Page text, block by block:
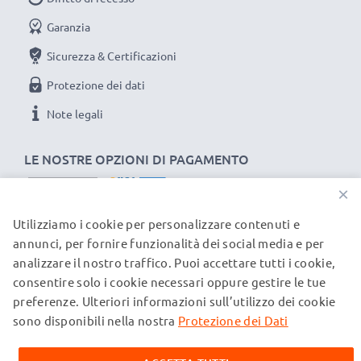
LE NOSTRE OPZIONI DI PAGAMENTO
Garanzia
Sicurezza & Certificazioni
Protezione dei dati
Note legali
I NOSTRI PARTNER DI SPEDIZIONE
© subtel.ch 2026
Tutti i prezzi sono comprensivi di IVA e al netto dei costi di
spedizione. Si prega di notare che tutti i marchi citati sono
menzionati sulle nostre pagine web esclusivamente per
×
Utilizziamo i cookie per personalizzare contenuti e
annunci, per fornire funzionalità dei social media e per
analizzare il nostro traffico. Puoi accettare tutti i cookie,
consentire solo i cookie necessari oppure gestire le tue
preferenze. Ulteriori informazioni sull’utilizzo dei cookie
sono disponibili nella nostra Protezione dei Dati